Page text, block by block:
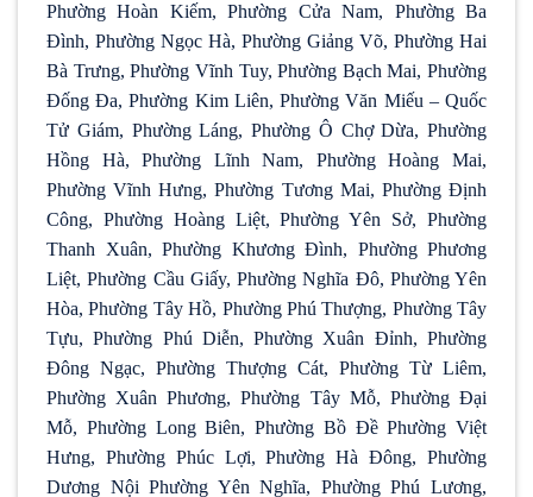
Phường Hoàn Kiếm, Phường Cửa Nam, Phường Ba
Đình, Phường Ngọc Hà, Phường Giảng Võ, Phường Hai
Bà Trưng, Phường Vĩnh Tuy, Phường Bạch Mai, Phường
Đống Đa, Phường Kim Liên, Phường Văn Miếu – Quốc
Tử Giám, Phường Láng, Phường Ô Chợ Dừa, Phường
Hồng Hà, Phường Lĩnh Nam, Phường Hoàng Mai,
Phường Vĩnh Hưng, Phường Tương Mai, Phường Định
Công, Phường Hoàng Liệt, Phường Yên Sở, Phường
Thanh Xuân, Phường Khương Đình, Phường Phương
Liệt, Phường Cầu Giấy, Phường Nghĩa Đô, Phường Yên
Hòa, Phường Tây Hồ, Phường Phú Thượng, Phường Tây
Tựu, Phường Phú Diễn, Phường Xuân Đỉnh, Phường
Đông Ngạc, Phường Thượng Cát, Phường Từ Liêm,
Phường Xuân Phương, Phường Tây Mỗ, Phường Đại
Mỗ, Phường Long Biên, Phường Bồ Đề Phường Việt
Hưng, Phường Phúc Lợi, Phường Hà Đông, Phường
Dương Nội Phường Yên Nghĩa, Phường Phú Lương,